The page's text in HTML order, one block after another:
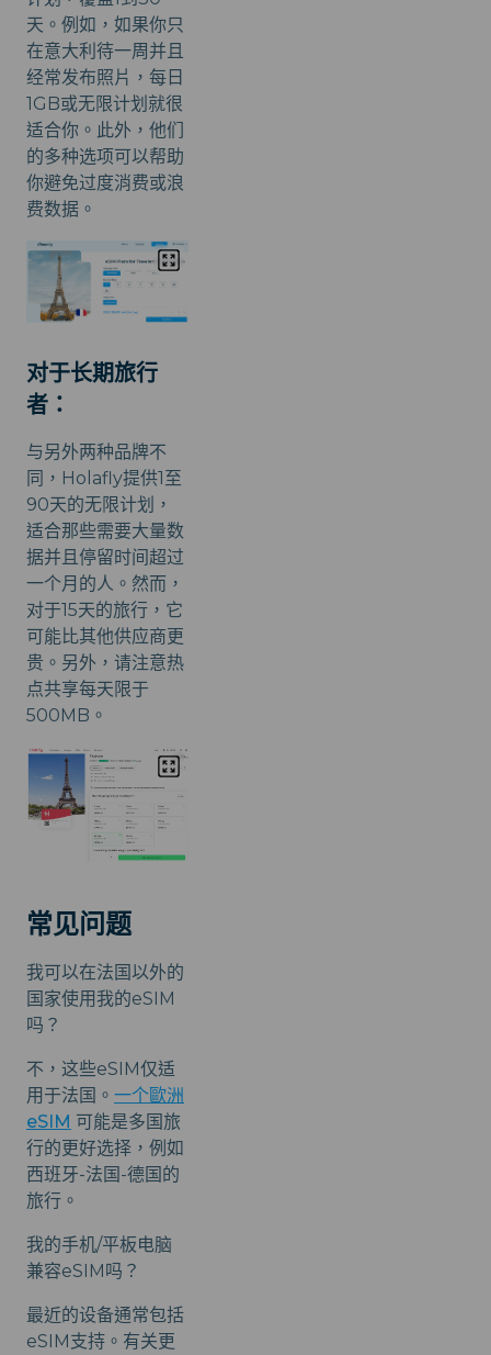
天。例如，如果你只
在意大利待一周并且
经常发布照片，每日
1GB或无限计划就很
适合你。此外，他们
的多种选项可以帮助
你避免过度消费或浪
费数据。
对于长期旅行
者：
与另外两种品牌不
同，Holafly提供1至
90天的无限计划，
适合那些需要大量数
据并且停留时间超过
一个月的人。然而，
对于15天的旅行，它
可能比其他供应商更
贵。另外，请注意热
点共享每天限于
500MB。
常见问题
我可以在法国以外的
国家使用我的eSIM
吗？
不，这些eSIM仅适
用于法国。 一个歐洲
eSIM 可能是多国旅
行的更好选择，例如
西班牙-法国-德国的
旅行。
我的手机/平板电脑
兼容eSIM吗？
最近的设备通常包括
eSIM支持。有关更